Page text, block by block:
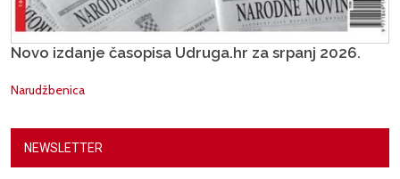
Novo izdanje časopisa Udruga.hr za srpanj 2026.
Narudžbenica
NEWSLETTER